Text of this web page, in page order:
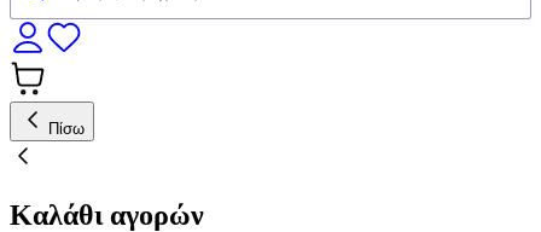
Πίσω
Καλάθι αγορών